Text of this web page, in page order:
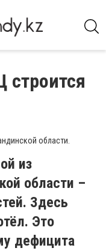
строится
области.
из
области –
Здесь
Это
дефицита